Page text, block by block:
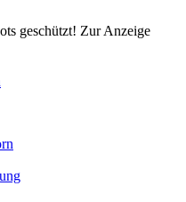
geschützt! Zur Anzeige